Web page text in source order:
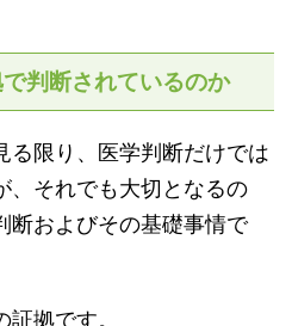
判断されているのか
る限り、医学判断だけでは
、それでも大切となるの
断およびその基礎事情で
拠です。